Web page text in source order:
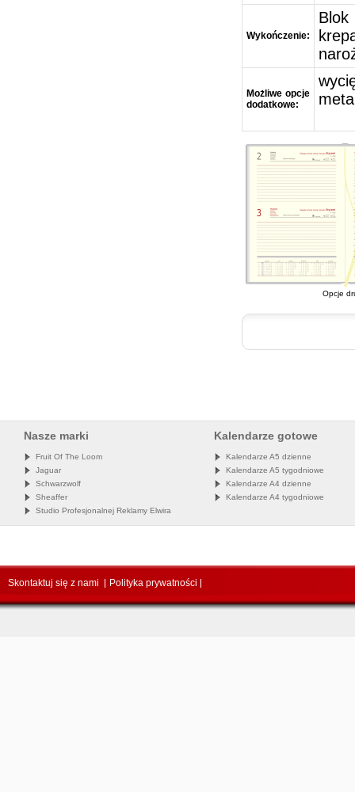
Wykończenie:
Możliwe opcje
dodatkowe:
Opcje
Nasze marki
Fruit Of The Loom
Jaguar
Schwarzwolf
Sheaffer
Studio Profesjonalnej Reklamy Elwira
Kalendarze gotowe
Kalendarze A5 dzienne
Kalendarze A5 tygodniowe
Kalendarze A4 dzienne
Kalendarze A4 tygodniowe
Skontaktuj się z nami Polityka prywatności